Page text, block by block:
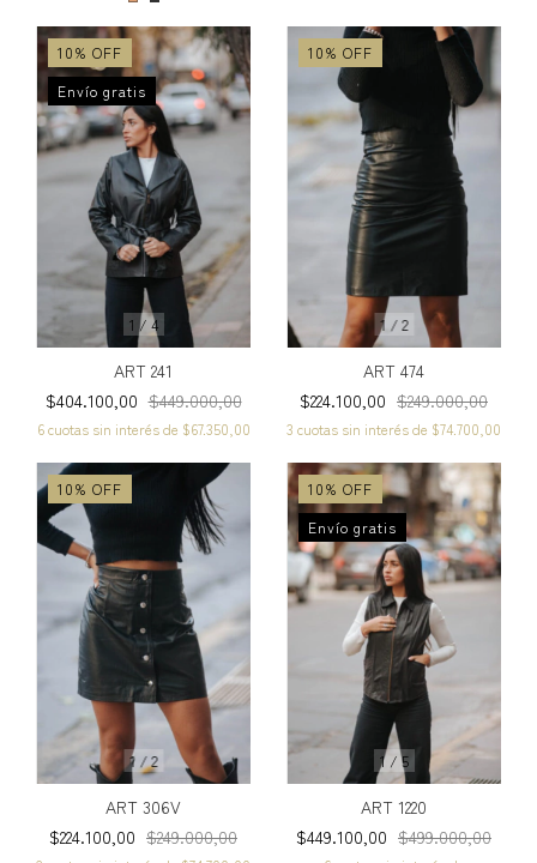
1 / 4
10% OFF
Envío gratis
ART 241
$404.100,00 $449.000,00
6 cuotas sin interés de $67.350,00
1 /2
10% OFF
ART 474
$224.100,00 $249.000,00
3 cuotas sin interés de $74.700,00
1 /2
10% OFF
ART 306V
$224.100,00 $249.000,00
1/5
10% OFF
Envío gratis
ART 1220
$449.100,00 $499.000,00